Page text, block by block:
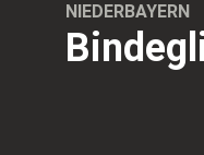
NIEDERBAYERN